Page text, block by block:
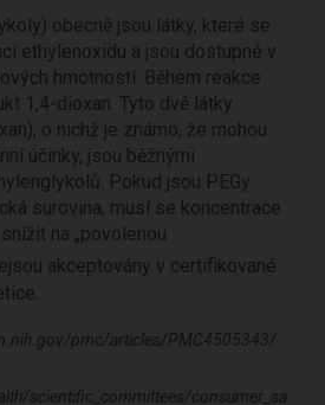
obecně jsou látky, které se
ethylenoxidu a jsou dostupné v
hmotností. Během reakce
1,4-dioxan. Tyto dvě látky
o nichž je známo, že mohou
účinky, jsou běžnými
Pokud jsou PEGy
surovina, musí se koncentrace
na „povolenou
akceptovány v certifikované
pmc/articles/PMC4505343/
scientific_committees/consumer_sa